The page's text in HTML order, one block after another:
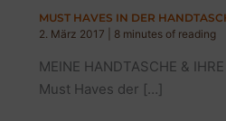
MUST HAVES IN DER
2. März 2017
8 minutes of reading
MEINE HANDTASCHE &
Must Haves der […]